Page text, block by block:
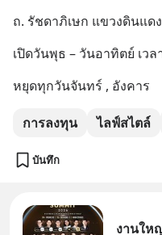
ถ. รัชดาภิเษก แขวงดินแด
เปิดวันพุธ – วันอาทิตย์ เวล
หยุดทุกวันจันทร์ , อังคาร
การลงทุน ไลฟ์สไตล์
บันทึก
งานให